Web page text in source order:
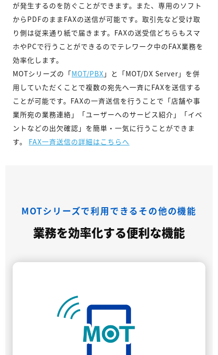
が発生するのを防ぐことができます。また、専用のソフト
からPDFのままFAXの送信が可能です。取引先など受け取
り側は従来通り紙で届きます。FAXの送受信どちらもスマ
ホやPCで行うことができるのでテレワーク中のFAX業務を
効率化します。
MOTシリーズの「MOT/PBX 」と「MOT/DX Server」を併
用していただくことで複数の宛先へ一斉にFAXを送信する
ことが可能です。FAXの一斉送信を行うことで「店舗や事
業所宛の業務連絡」「ユーザーへのサービス紹介」「イベ
ントなどの出欠確認」を簡単・一気に行うことができま
す。 FAX一斉送信の詳細はこちらへ
MOTシリーズで利用できるその他の機能
業務を効率化する便利な機能